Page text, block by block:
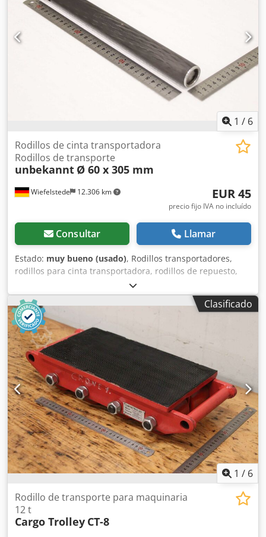
1 / 6
Wiefelstede 12.306 km
Rodillos de cinta transportadora
Rodillos de transporte
unbekannt Ø 60 x 305 mm
EUR 45
precio fijo IVA no incluído
Consultar Llamar
Estado: muy bueno (usado), Rodillos transportadores,
rodillos para cinta transportadora, rodillos de repuesto,
cinta transportadora, vía de rodillos, rodillos de soporte -
Rodillos para cinta transportadora: rodillos
transportadores de diámetro 32 mm - Ancho de
transporte: 305 mm - Montaje: M10 unilateral, con
rodamiento de bolas - Cantidad: 24 rodillos
transportadores disponibles - Precio: por unidad
Dcjdjxyglwjpfx Apiok - Dimensiones: 330/32/H37 mm -
Peso: 0,7 kg/unidad.
Clasificado
1 / 6
Rodillo de transporte para maquinaria
12 t
Cargo Trolley CT-8